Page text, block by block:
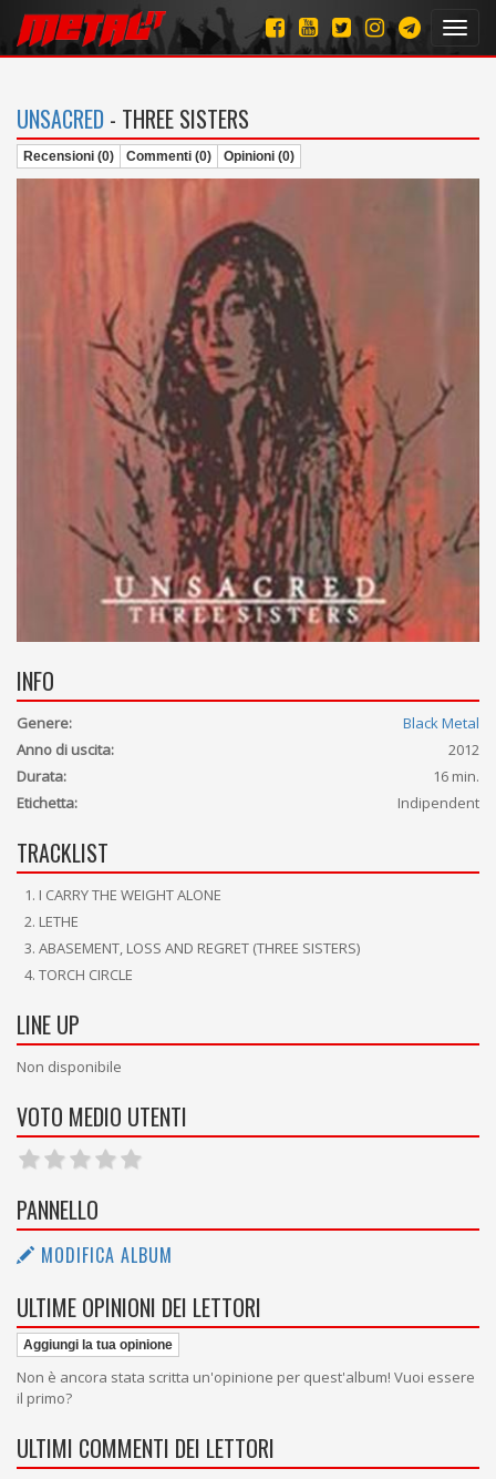
UNSACRED - THREE SISTERS
Recensioni (0) Commenti (0) Opinioni (0)
INFO
Genere:
Black Metal
Anno di uscita:
2012
Durata:
16 min.
Etichetta:
Indipendent
TRACKLIST
I CARRY THE WEIGHT ALONE
LETHE
ABASEMENT, LOSS AND REGRET (THREE SISTERS)
TORCH CIRCLE
LINE UP
Non disponibile
VOTO MEDIO UTENTI
PANNELLO
MODIFICA ALBUM
ULTIME OPINIONI DEI LETTORI
Aggiungi la tua opinione
Non è ancora stata scritta un'opinione per quest'album! Vuoi essere
il primo?
ULTIMI COMMENTI DEI LETTORI